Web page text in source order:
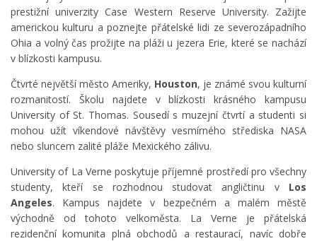
prestižní univerzity Case Western Reserve University. Zažijte
americkou kulturu a poznejte přátelské lidi ze severozápadního
Ohia a volný čas prožijte na pláži u jezera Erie, které se nachází
v blízkosti kampusu.
Čtvrté největší město Ameriky, Houston, je známé svou kulturní
rozmanitostí. Školu najdete v blízkosti krásného kampusu
University of St. Thomas. Sousedí s muzejní čtvrtí a studenti si
mohou užít víkendové návštěvy vesmírného střediska NASA
nebo sluncem zalité pláže Mexického zálivu.
University of La Verne poskytuje příjemné prostředí pro všechny
studenty, kteří se rozhodnou studovat angličtinu vLos
Angeles. Kampus najdete v bezpečném a malém městě
východně od tohoto velkoměsta. La Verne je přátelská
rezidenční komunita plná obchodů a restaurací, navíc dobře